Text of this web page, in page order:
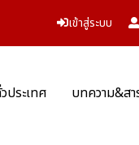
เข้าสู่ระบบ
ประเทศ บทความ&สา